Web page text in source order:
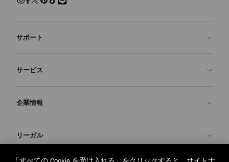
サポート
よくあるご質問
返品を申請
配送
交換・返品
サービス
Made-to-Order
保証
企業情報
ブランドの歴史
JC World
リーガル
プライバシーポリシー